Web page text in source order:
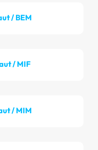
/ BEM
/ MIF
/ MIM